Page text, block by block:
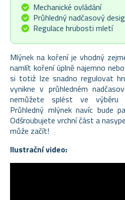
Mechanické ovládání
Průhledný nadčasový
Regulace hrubosti mletí
Mlýnek na koření je vhodný
namlít koření úplně najemno
si totiž lze snadno regulovat
vynikne v průhledném
nemůžete splést ve výběru
Průhledný mlýnek navíc bude
Odšroubujete vrchní část a
může začít!
Ilustrační video: